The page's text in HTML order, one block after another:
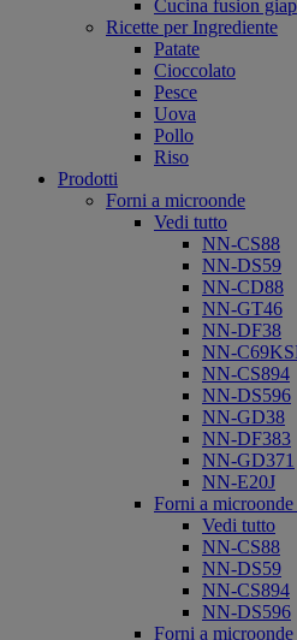
Cucina fusion
Ricette per Ingrediente
Patate
Cioccolato
Pesce
Uova
Pollo
Riso
Prodotti
Forni a microonde
Vedi tutto
NN-CS88
NN-DS59
NN-CD88
NN-GT46
NN-DF38
NN-
NN-CS894
NN-DS596
NN-GD38
NN-DF383
NN-GD371
NN-E20J
Forni a
Vedi tutto
NN-CS88
NN-DS59
NN-CS894
NN-DS596
Forni a